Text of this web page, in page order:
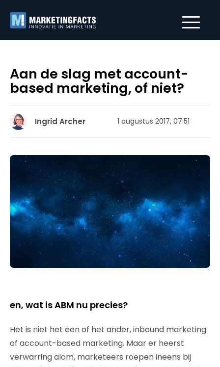
Aan de slag met account-
based marketing, of niet?
Ingrid Archer 1 augustus 2017, 07:51
en, wat is ABM nu precies?
Het is niet het een of het ander, inbound marketing
of account-based marketing. Maar er heerst
verwarring alom, marketeers roepen ineens bij